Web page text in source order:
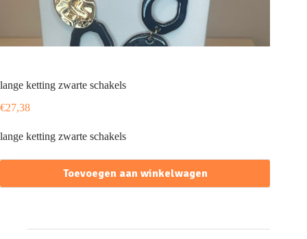
lange ketting zwarte schakels
€27,38
lange ketting zwarte schakels
Toevoegen aan winkelwagen